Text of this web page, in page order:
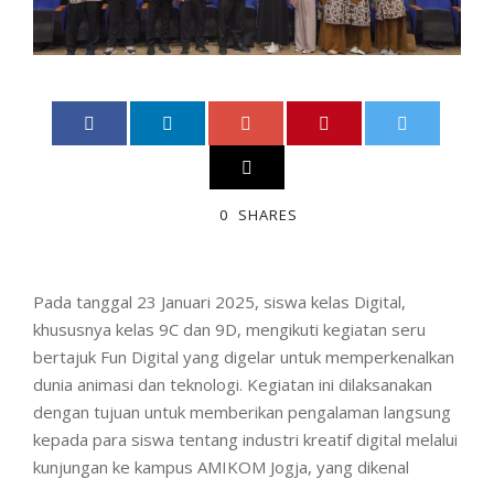
0 SHARES
Pada tanggal 23 Januari 2025, siswa kelas Digital,
khususnya kelas 9C dan 9D, mengikuti kegiatan seru
bertajuk Fun Digital yang digelar untuk memperkenalkan
dunia animasi dan teknologi. Kegiatan ini dilaksanakan
dengan tujuan untuk memberikan pengalaman langsung
kepada para siswa tentang industri kreatif digital melalui
kunjungan ke kampus AMIKOM Jogja, yang dikenal